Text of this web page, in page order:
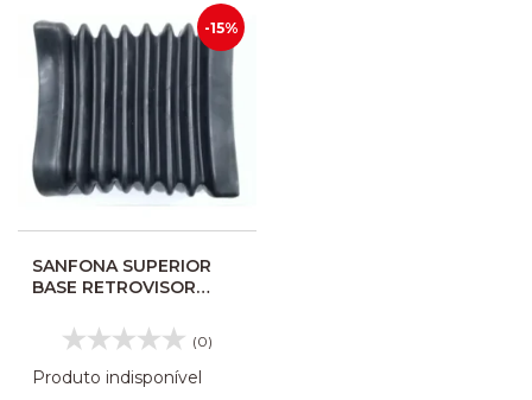
-15%
SANFONA SUPERIOR
BASE RETROVISOR
G6 10081
(0)
Produto indisponível